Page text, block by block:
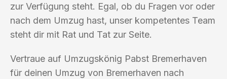
zur Verfügung steht. Egal, ob du Fragen vor oder
nach dem Umzug hast, unser kompetentes Team
steht dir mit Rat und Tat zur Seite.
Vertraue auf Umzugskönig Pabst Bremerhaven
für deinen Umzug von Bremerhaven nach